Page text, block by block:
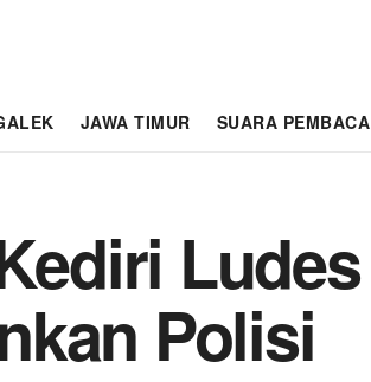
JAWA TIMUR SUARA PEMBACA
Ludes
Polisi